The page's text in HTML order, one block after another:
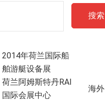
搜索
2014年荷兰国际船
舶游艇设备展
荷兰阿姆斯特丹RAI
国际会展中心
海外